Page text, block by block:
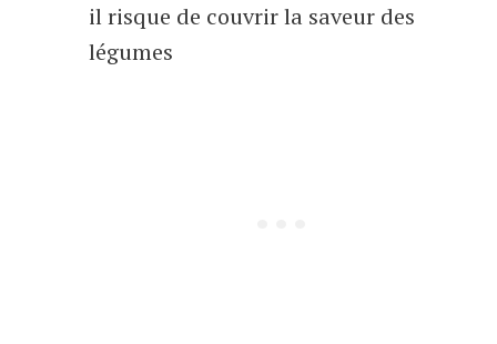
il risque de couvrir la saveur des
légumes